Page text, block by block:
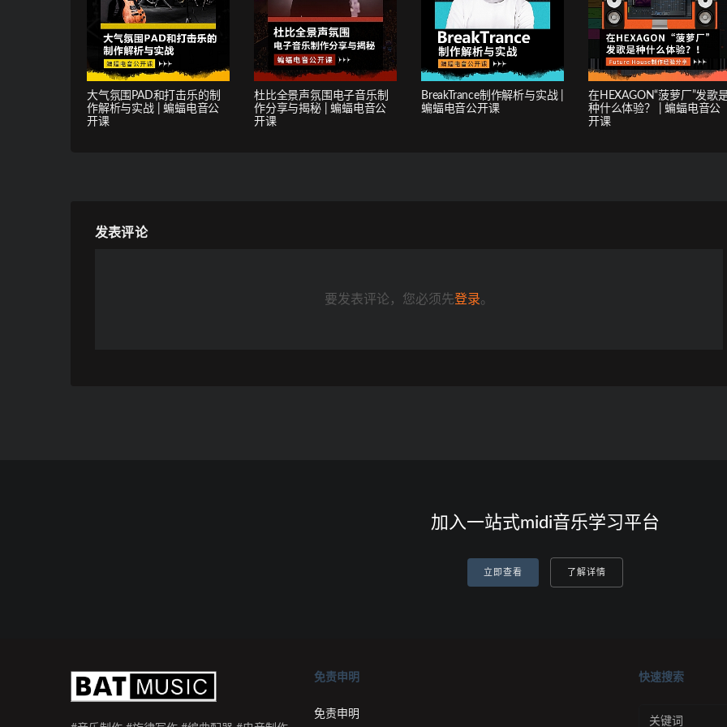
大气氛围PAD和打击乐的制
作解析与实战 | 蝙蝠电音公
开课
杜比全景声氛围电子音乐制
作分享与揭秘 | 蝙蝠电音公
开课
BreakTrance制作解析与实战 |
蝙蝠电音公开课
在HEXAGON“菠萝厂”发歌
种什么体验？ | 蝙蝠电音公
开课
发表评论
要发表评论，您必须先登录。
加入一站式midi音乐学习平台
立即查看 了解详情
免责申明
免责申明
快速搜索